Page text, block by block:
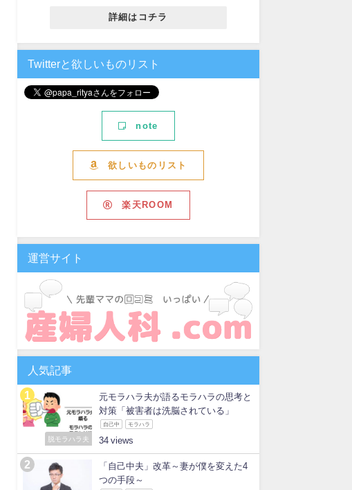
詳細はコチラ
Twitterと欲しいものリスト
note
欲しいものリスト
楽天ROOM
運営サイト
人気記事
脱モラハラ夫
元モラハラ夫が語るモラハラの思考と
対策「被害者は洗脳されている」
自己中 モラハラ
34
「自己中夫」改革～妻が僕を変えた4
つの手段～